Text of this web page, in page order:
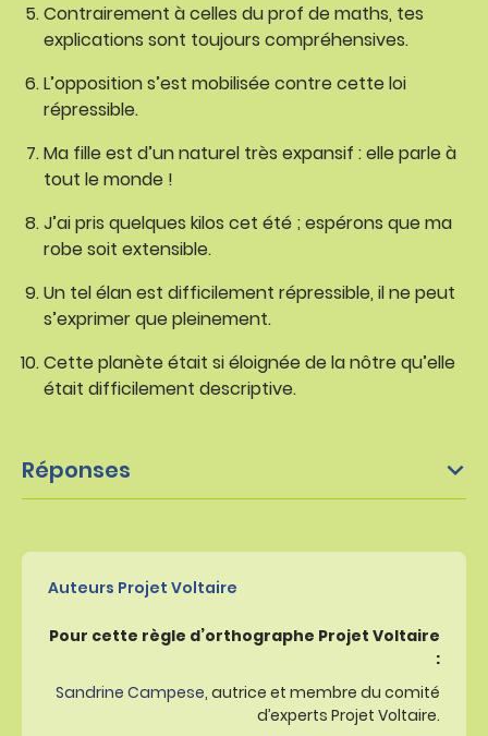
Contrairement à celles du prof de maths, tes
explications sont toujours compréhensives.
L’opposition s’est mobilisée contre cette loi
répressible.
Ma fille est d’un naturel très expansif : elle parle à
tout le monde !
J’ai pris quelques kilos cet été ; espérons que ma
robe soit extensible.
Un tel élan est difficilement répressible, il ne peut
s’exprimer que pleinement.
Cette planète était si éloignée de la nôtre qu’elle
était difficilement descriptive.
Réponses
Auteurs Projet Voltaire
Pour cette règle d’orthographe Projet Voltaire
:
Sandrine Campese, autrice et membre du comité
d’experts Projet Voltaire.